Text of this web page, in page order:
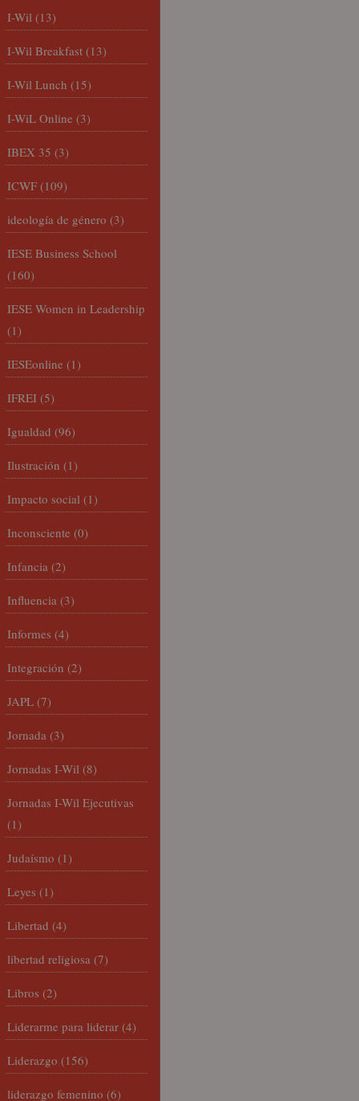
I-Wil (13)
I-Wil Breakfast (13)
I-Wil Lunch (15)
I-WiL Online (3)
IBEX 35 (3)
ICWF (109)
ideología de género (3)
IESE Business School
(160)
IESE Women in Leadership
(1)
IESEonline (1)
IFREI (5)
Igualdad (96)
Ilustración (1)
Impacto social (1)
Inconsciente (0)
Infancia (2)
Influencia (3)
Informes (4)
Integración (2)
JAPL (7)
Jornada (3)
Jornadas I-Wil (8)
Jornadas I-Wil Ejecutivas
(1)
Judaísmo (1)
Leyes (1)
Libertad (4)
libertad religiosa (7)
Libros (2)
Liderarme para liderar (4)
Liderazgo (156)
liderazgo femenino (6)